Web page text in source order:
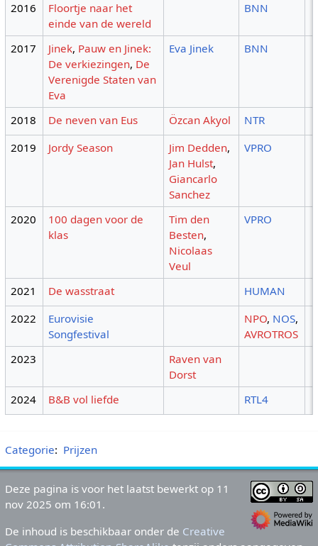
2016
Floortje naar het
einde van de wereld
BNN
2017 Jinek, Pauw en Jinek:
De verkiezingen, De
Verenigde Staten van
Eva
Eva Jinek BNN
2018 De neven van Eus Özcan Akyol
NTR
2019
Jordy Season Jim Dedden,
Jan Hulst,
Giancarlo
Sanchez
VPRO
2020
100 dagen voor de
klas
Tim den
Besten,
Nicolaas
Veul
VPRO
2021 De wasstraat
HUMAN
2022
Eurovisie
Songfestival
NPO, NOS,
AVROTROS
2023
Raven van
Dorst
2024
B&B vol liefde RTL4
Categorie: Prijzen
Deze pagina is voor het laatst bewerkt op 11
nov 2025 om 16:01.
De inhoud is beschikbaar onder de Creative